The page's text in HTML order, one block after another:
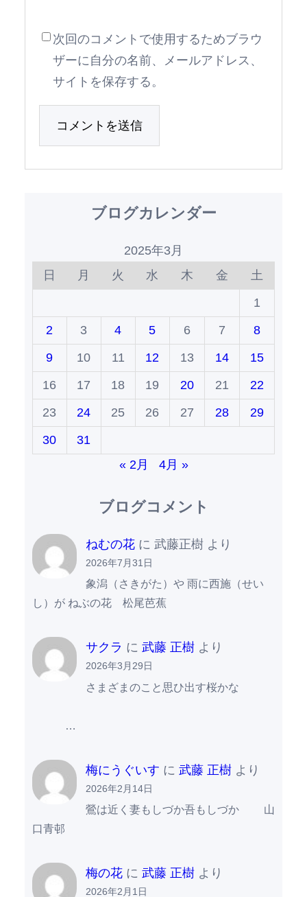
次回のコメントで使用するためブラウ
ザーに自分の名前、メールアドレス、
サイトを保存する。
ブログカレンダー
2025年3月
日
月 火 水 木 金
土
1
2
3 4 5 6 7
8
9
10 11 12 13 14
15
16
17 18 19 20 21
22
23
24 25 26 27 28
29
30
31
« 2月
4月 »
ブログコメント
ねむの花 に武藤正樹 より
2026年7月31日
象潟（さきがた）や 雨に西施（せい
し）が ねぶの花 松尾芭蕉
サクラ に武藤 正樹 より
2026年3月29日
さまざまのこと思ひ出す桜かな
…
梅にうぐいす に武藤 正樹 より
2026年2月14日
鶯は近く妻もしづか吾もしづか 山
口青邨
梅の花 に武藤 正樹 より
2026年2月1日